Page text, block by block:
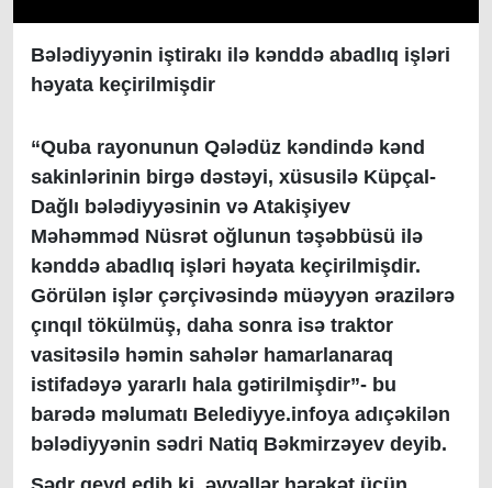
Bələdiyyənin iştirakı ilə kənddə abadlıq işləri
həyata keçirilmişdir
“Quba rayonunun Qələdüz kəndində kənd
sakinlərinin birgə dəstəyi, xüsusilə Küpçal-
Dağlı bələdiyyəsinin və Atakişiyev
Məhəmməd Nüsrət oğlunun təşəbbüsü ilə
kənddə abadlıq işləri həyata keçirilmişdir.
Görülən işlər çərçivəsində müəyyən ərazilərə
çınqıl tökülmüş, daha sonra isə traktor
vasitəsilə həmin sahələr hamarlanaraq
istifadəyə yararlı hala gətirilmişdir”- bu
barədə məlumatı Belediyye.infoya adıçəkilən
bələdiyyənin sədri Natiq Bəkmirzəyev deyib.